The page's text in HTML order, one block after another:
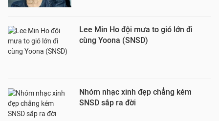
Lee Min Ho đội mưa to gió lớn đi
cùng Yoona (SNSD)
Nhóm nhạc xinh đẹp chẳng kém
SNSD sắp ra đời